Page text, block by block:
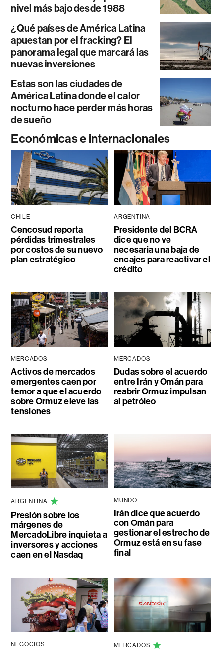
nivel más bajo desde 1988
¿Qué países de América Latina
apuestan por el fracking? El
panorama legal que marcará las
nuevas inversiones
Estas son las ciudades de
América Latina donde el calor
nocturno hace perder más horas
de sueño
Económicas e internacionales
CHILE
Cencosud reporta
pérdidas trimestrales
por costos de su nuevo
plan estratégico
ARGENTINA
Presidente del BCRA
dice que no ve
necesaria una baja de
encajes para reactivar el
crédito
MERCADOS
Activos de mercados
emergentes caen por
temor a que el acuerdo
sobre Ormuz eleve las
tensiones
MERCADOS
Dudas sobre el acuerdo
entre Irán y Omán para
reabrir Ormuz impulsan
al petróleo
ARGENTINA
Presión sobre los
márgenes de
MercadoLibre inquieta a
inversores y acciones
caen en el Nasdaq
MUNDO
Irán dice que acuerdo
con Omán para
gestionar el estrecho de
Ormuz está en su fase
final
NEGOCIOS MERCADOS